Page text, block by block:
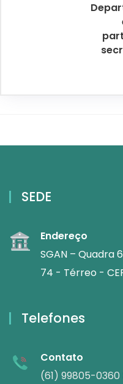
SEDE
Endereço
SGAN – Quadra
74 - Térreo -
Telefones
Contato
(61) 99805-